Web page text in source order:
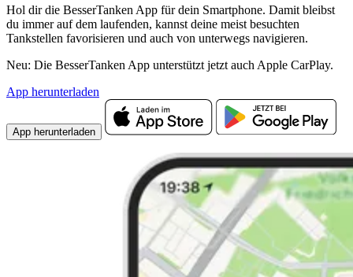
Hol dir die BesserTanken App für dein Smartphone. Damit bleibst
du immer auf dem laufenden, kannst deine meist besuchten
Tankstellen favorisieren und auch von unterwegs navigieren.
Neu: Die BesserTanken App unterstützt jetzt auch Apple CarPlay.
App herunterladen
App herunterladen